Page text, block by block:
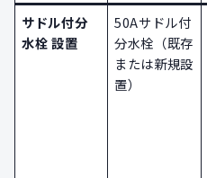
サドル付分
水栓 設置
50Aサドル付
分水栓（既存
または新規設
置）